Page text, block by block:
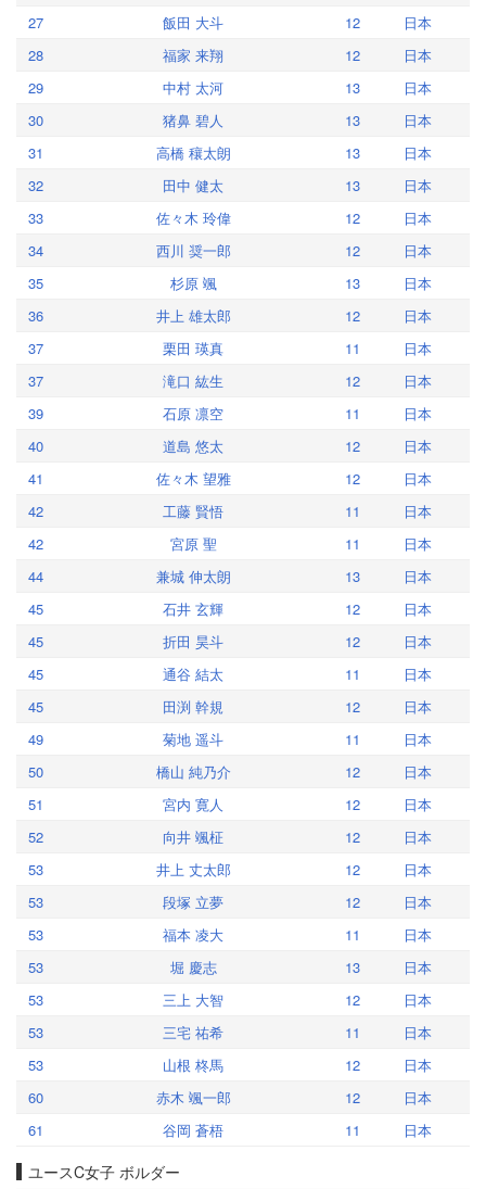
27 飯田 大斗 12
日本
28
福家 来翔 12
日本
29
中村 太河 13
日本
30
猪鼻 碧人 13
日本
31
高橋 穰太朗 13
日本
32
田中 健太 13
日本
33
佐々木 玲偉 12
日本
34
西川 奨一郎 12
日本
35
杉原 颯 13
日本
36
井上 雄太郎 12
日本
37
栗田 瑛真 11
日本
37
滝口 紘生 12
日本
39
石原 凛空 11
日本
40
道島 悠太 12
日本
41
佐々木 望雅 12
日本
42
工藤 賢悟 11
日本
42
宮原 聖 11
日本
44
兼城 伸太朗 13
日本
45
石井 玄輝 12
日本
45
折田 昊斗 12
日本
45
通谷 結太 11
日本
45
田渕 幹規 12
日本
49
菊地 遥斗 11
日本
50
橋山 純乃介 12
日本
51
宮内 寛人 12
日本
52
向井 颯柾 12
日本
53
井上 丈太郎 12
日本
53
段塚 立夢 12
日本
53
福本 凌大 11
日本
53
堀 慶志 13
日本
53
三上 大智 12
日本
53
三宅 祐希 11
日本
53
山根 柊馬 12
日本
60
赤木 颯一郎 12
日本
61
谷岡 蒼梧 11 日本
ユースC女子 ボルダー